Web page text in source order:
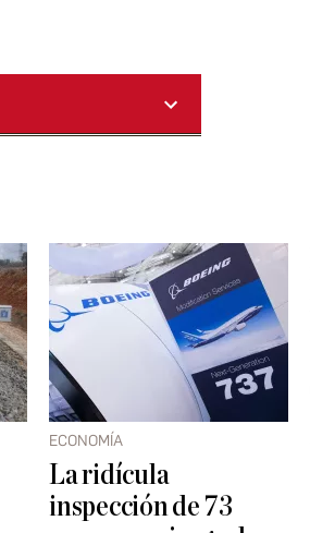
ECONOMÍA
La ridícula
inspección de 73